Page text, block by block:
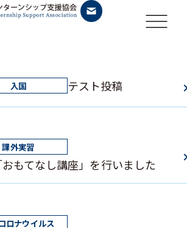
テスト投稿
もてなし講座」を行いました